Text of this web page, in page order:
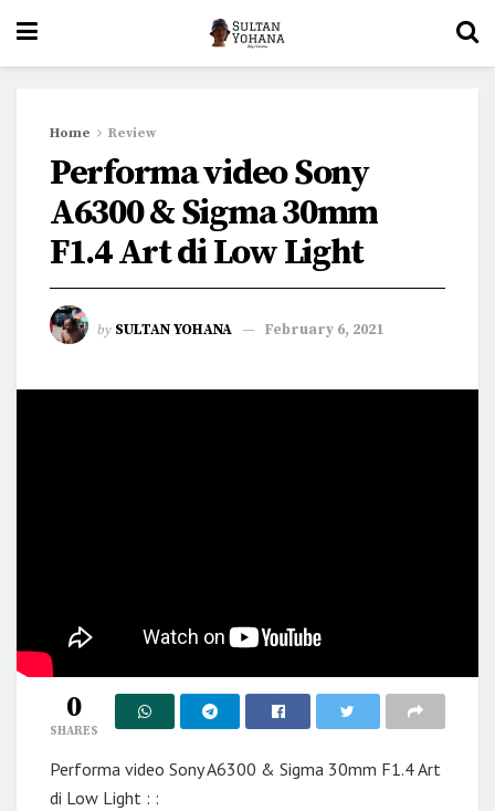
Home Review
Performa video Sony
A6300 & Sigma 30mm
F1.4 Art di Low Light
by SULTAN YOHANA February 6, 2021
0
SHARES
Performa video Sony A6300 & Sigma 30mm F1.4 Art
di Low Light : :